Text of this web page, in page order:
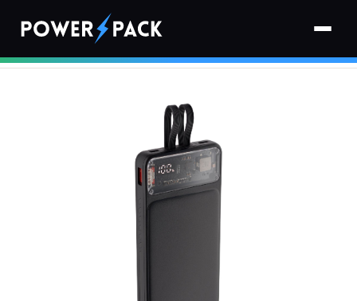
Strona główna›Powerbanki›
Powerbank QUALO Transparent QTPB10-LD-23-01 10000 mAh